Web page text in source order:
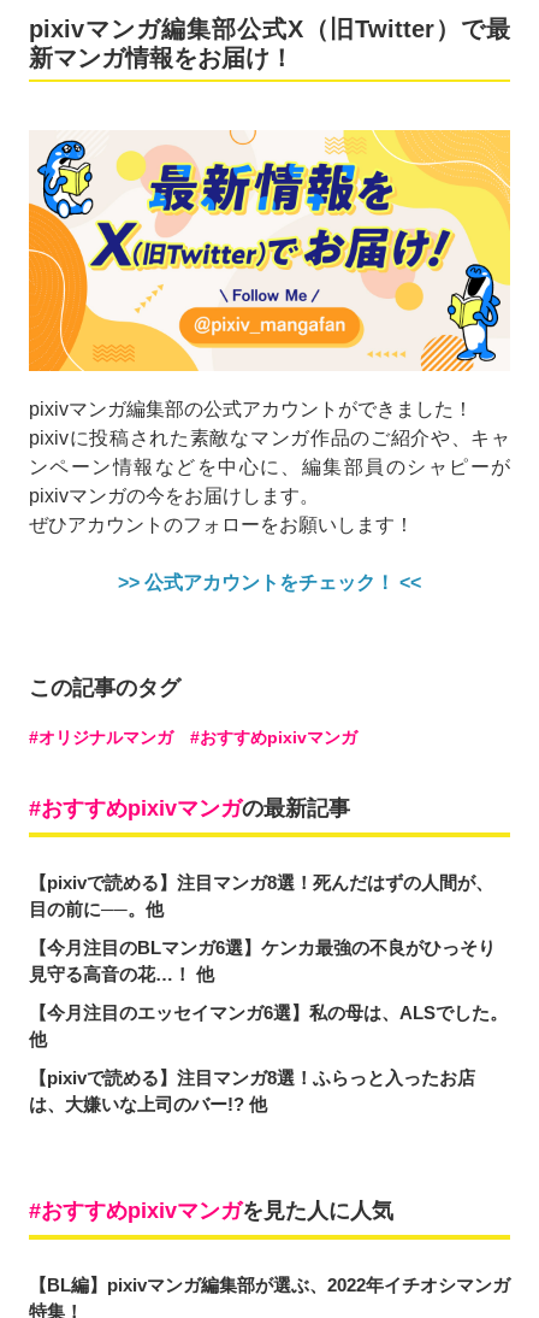
pixivマンガ編集部公式X（旧Twitter）で最
新マンガ情報をお届け！
pixivマンガ編集部の公式アカウントができました！
pixivに投稿された素敵なマンガ作品のご紹介や、キャ
ンペーン情報などを中心に、編集部員のシャピーが
pixivマンガの今をお届けします。
ぜひアカウントのフォローをお願いします！
>> 公式アカウントをチェック！ <<
この記事のタグ
オリジナルマンガ おすすめpixivマンガ
おすすめpixivマンガの最新記事
【pixivで読める】注目マンガ8選！死んだはずの人間が、
目の前に──。他
【今月注目のBLマンガ6選】ケンカ最強の不良がひっそり
見守る高音の花…！ 他
【今月注目のエッセイマンガ6選】私の母は、ALSでした。
他
【pixivで読める】注目マンガ8選！ふらっと入ったお店
は、大嫌いな上司のバー!? 他
おすすめpixivマンガを見た人に人気
【BL編】pixivマンガ編集部が選ぶ、2022年イチオシマンガ
特集！